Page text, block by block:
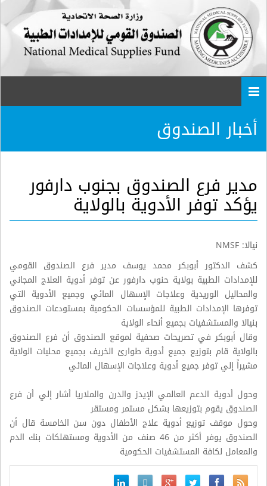
أخبار الصندوق
مدير فرع الصندوق بجنوب دارفور
يؤكد توفر الأدوية بالولاية
نيالا: NMSF
كشف الدكتور أبوبكر محمد يوسف مدير فرع الصندوق القومي
للإمدادات الطبية بولاية حنوب دارفور عن توفر أدوية العلاج المجاني
والمحاليل الوريدية وعلاجات الإسهال المائي وجميع الأدوية التي
توفرها الإمدادات الطبية للمؤسسات الحكومية بمستودعات الصندوق
بنيالا والمستشفيات بجميع أنحاء الولاية
وقال أبوبكر في تصريحات صحفية لموقع الصندوق أن فرع الصندوق
بالولاية قام بتوزيع جميع أدوية طوارئ الخريف بجميع محليات الولاية
مشيراً إلي توفر جميع أدوية وعلاجات الإسهال المائي
وحول أدوية الدعم العالمي الإيدز والدرن والملاريا أشار إلي أن فرع
الصندوق يقوم بتوزيعها بشكل مستمر ومستقر
وحول موقف توزيع أدوية علاج الأطفال دون سن الخامسة قال أن
الصندوق يوفر أكثر من 46 صنف من الأدوية ومستهلكات بنك الدم
والمعامل لكافة المستشفيات الحكومية